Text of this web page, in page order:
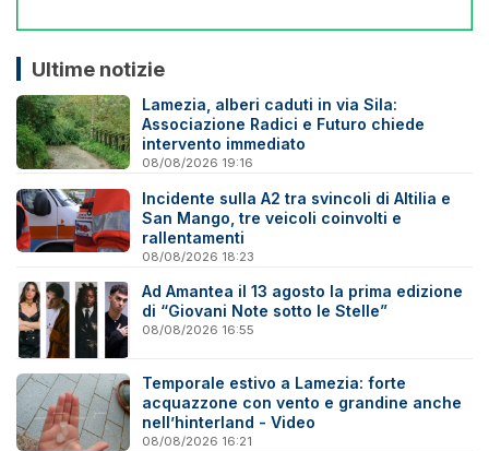
Ultime notizie
Lamezia, alberi caduti in via Sila:
Associazione Radici e Futuro chiede
intervento immediato
08/08/2026 19:16
Incidente sulla A2 tra svincoli di Altilia e
San Mango, tre veicoli coinvolti e
rallentamenti
08/08/2026 18:23
Ad Amantea il 13 agosto la prima edizione
di “Giovani Note sotto le Stelle”
08/08/2026 16:55
Temporale estivo a Lamezia: forte
acquazzone con vento e grandine anche
nell’hinterland - Video
08/08/2026 16:21